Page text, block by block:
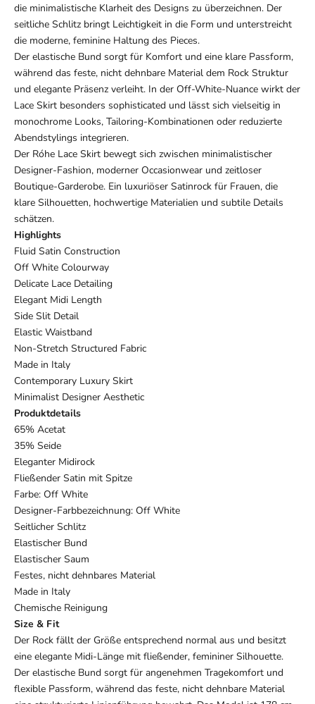
die minimalistische Klarheit des Designs zu überzeichnen. Der
seitliche Schlitz bringt Leichtigkeit in die Form und unterstreicht
die moderne, feminine Haltung des Pieces.
Der elastische Bund sorgt für Komfort und eine klare Passform,
während das feste, nicht dehnbare Material dem Rock Struktur
und elegante Präsenz verleiht. In der Off-White-Nuance wirkt der
Lace Skirt besonders sophisticated und lässt sich vielseitig in
monochrome Looks, Tailoring-Kombinationen oder reduzierte
Abendstylings integrieren.
Der Róhe Lace Skirt bewegt sich zwischen minimalistischer
Designer-Fashion, moderner Occasionwear und zeitloser
Boutique-Garderobe. Ein luxuriöser Satinrock für Frauen, die
klare Silhouetten, hochwertige Materialien und subtile Details
schätzen.
Highlights
Fluid Satin Construction
Off White Colourway
Delicate Lace Detailing
Elegant Midi Length
Side Slit Detail
Elastic Waistband
Non-Stretch Structured Fabric
Made in Italy
Contemporary Luxury Skirt
Minimalist Designer Aesthetic
Produktdetails
65% Acetat
35% Seide
Eleganter Midirock
Fließender Satin mit Spitze
Farbe: Off White
Designer-Farbbezeichnung: Off White
Seitlicher Schlitz
Elastischer Bund
Elastischer Saum
Festes, nicht dehnbares Material
Made in Italy
Chemische Reinigung
Size & Fit
Der Rock fällt der Größe entsprechend normal aus und besitzt
eine elegante Midi-Länge mit fließender, femininer Silhouette.
Der elastische Bund sorgt für angenehmen Tragekomfort und
flexible Passform, während das feste, nicht dehnbare Material